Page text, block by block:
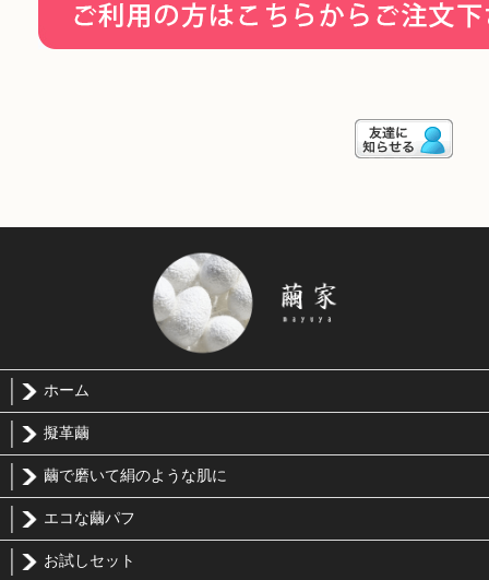
ホーム
擬革繭
繭で磨いて絹のような肌に
エコな繭パフ
お試しセット